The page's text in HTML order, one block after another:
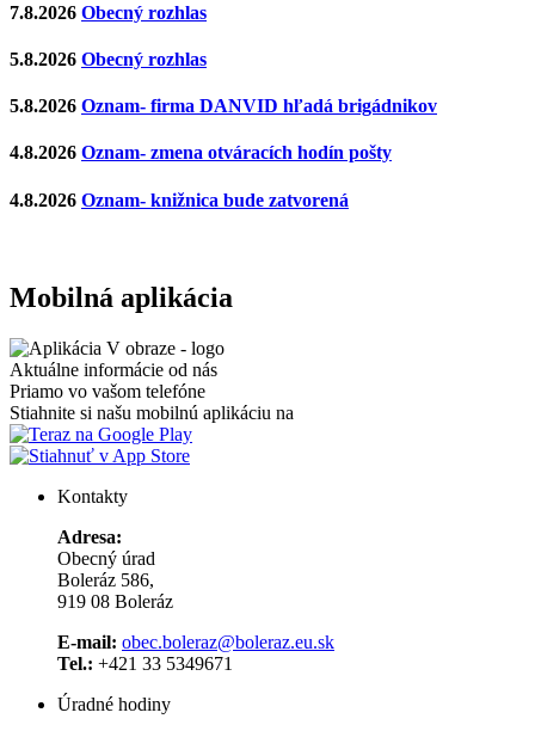
7.8.2026 Obecný rozhlas
5.8.2026 Obecný rozhlas
5.8.2026 Oznam- firma DANVID hľadá brigádnikov
4.8.2026 Oznam- zmena otváracích hodín pošty
4.8.2026 Oznam- knižnica bude zatvorená
Mobilná aplikácia
Aktuálne informácie od nás
Priamo vo vašom telefóne
Stiahnite si našu mobilnú aplikáciu na
Kontakty
Adresa:
Obecný úrad
Boleráz 586,
919 08 Boleráz
E-mail: obec.boleraz@boleraz.eu.sk
Tel.: +421 33 5349671
Úradné hodiny